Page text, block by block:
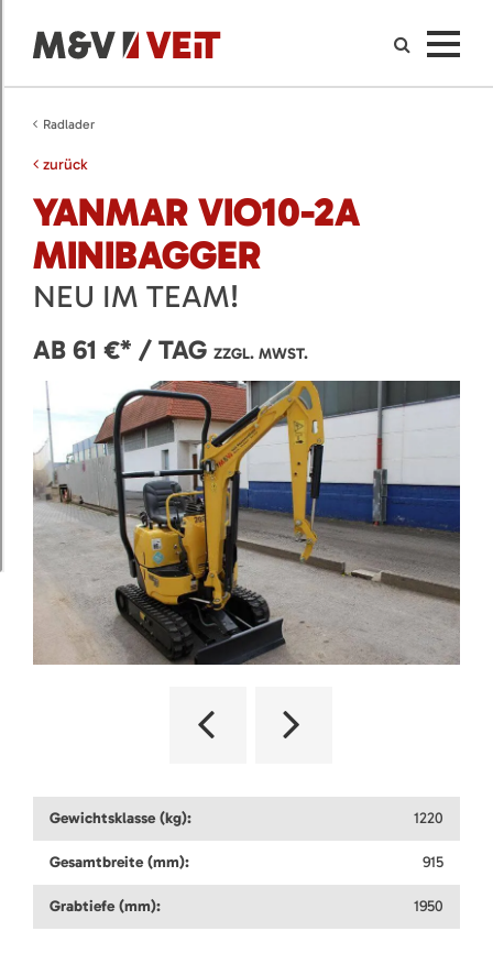
Radlader
zurück
YANMAR VIO10-2A
MINIBAGGER
NEU IM TEAM!
AB 61 €* / TAG ZZGL. MWST.
Gewichtsklasse (kg): 1220
Gesamtbreite (mm): 915
Grabtiefe (mm): 1950